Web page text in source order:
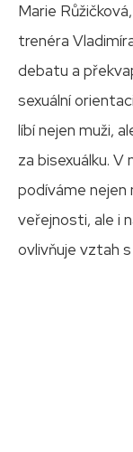
Marie
trenéra
debatu a
sexuální
líbí nejen muži,
za bisexuálku.
podíváme nejen
veřejnosti, ale i
ovlivňuje vztah